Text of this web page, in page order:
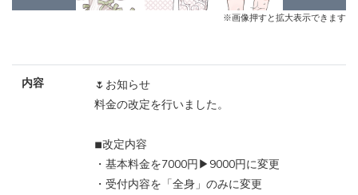
※画像押すと拡大表示できます
内容
🌷お知らせ
料金の改定を行いました。
◾︎改定内容
・基本料金を7000円▶︎9000円に変更
・受付内容を「全身」のみに変更